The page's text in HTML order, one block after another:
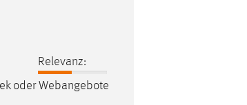
Relevanz:
oder Webangebote